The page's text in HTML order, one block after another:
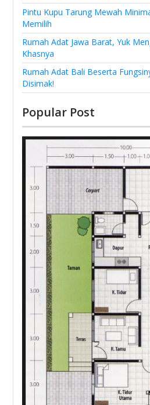
Pintu Kupu Tarung Mewah
Memilih
Rumah Adat Jawa Barat, Yuk
Khasnya
Rumah Adat Bali Beserta
Disimak!
Popular Post